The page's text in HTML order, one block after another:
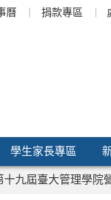
曆 捐款專區
學生家長專區
九屆臺大管理學院營